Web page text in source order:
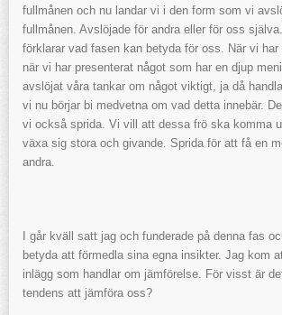
fullmånen och nu landar vi i den form som vi
fullmånen. Avslöjade för andra eller för oss
förklarar vad fasen kan betyda för oss. När vi
när vi har presenterat något som har en djup
avslöjat våra tankar om något viktigt, ja då
vi nu börjar bi medvetna om vad detta innebär.
vi också sprida. Vi vill att dessa frö ska komma
växa sig stora och givande. Sprida för att få en
andra.
I går kväll satt jag och funderade på denna fas
betyda att förmedla sina egna insikter. Jag kom
inlägg som handlar om jämförelse. För visst är
tendens att jämföra oss?